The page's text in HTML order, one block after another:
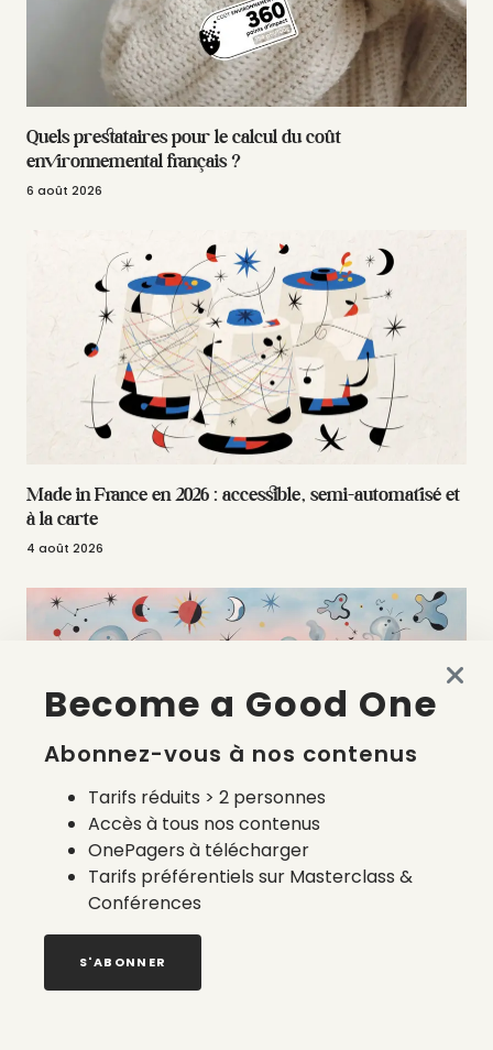
Quels prestataires pour le calcul du coût
environnemental français ?
6 août 2026
Made in France en 2026 : accessible, semi-automatisé et
à la carte
4 août 2026
La liste des prestataires du bilan carbone d’une marque
de mode
2 août 2026
Become a Good One
Abonnez-vous à nos contenus
Tarifs réduits > 2 personnes
Accès à tous nos contenus
OnePagers à télécharger
Tarifs préférentiels sur Masterclass &
Conférences
S'ABONNER